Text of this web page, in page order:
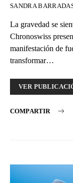
SANDRA
La gravedad se
Chronoswiss
manifestación de
transformar…
VER
COMPARTIR